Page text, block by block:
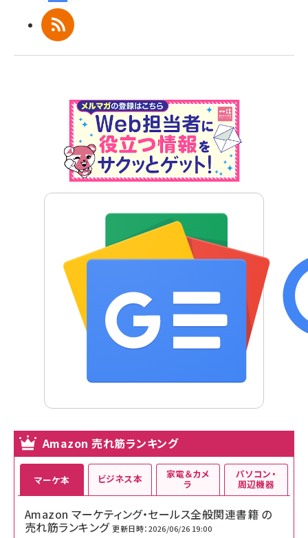
RSS
Amazon 売れ筋ランキング
マーケ本
Amazon マーケティング・セールス全般関連書籍 の
売れ筋ランキング 更新日時：2026/06/26 19:00
ビジネス本 家電＆カメ
ラ
パソコン・
周辺機器